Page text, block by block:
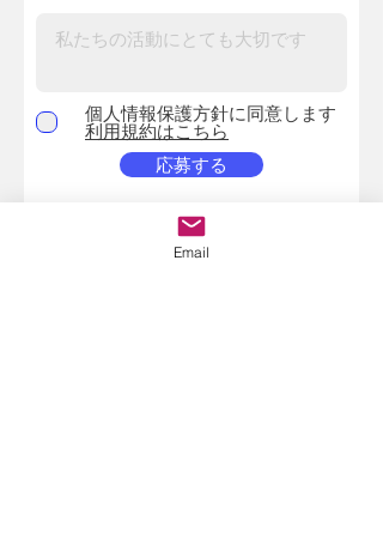
個人情報保護方針に同意します
利用規約はこちら
応募する
Email